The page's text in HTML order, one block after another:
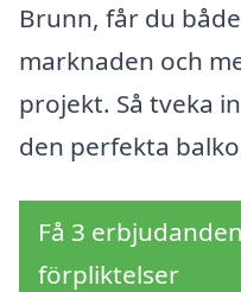
Brunn, får du
marknaden och
projekt. Så tveka
den perfekta
Få 3
förpliktelser